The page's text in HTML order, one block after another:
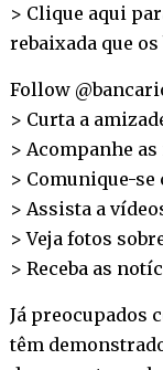
> Clique aqui
rebaixada que
Follow
> Curta a
> Acompanhe
> Comunique-
> Assista a
> Veja fotos
> Receba as
Já preocupados
têm